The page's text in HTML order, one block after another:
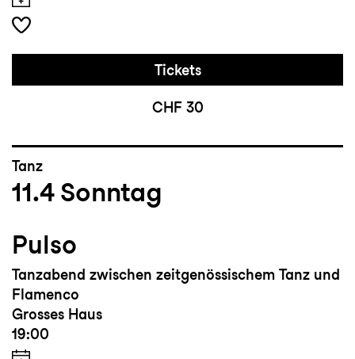
Tickets
CHF 30
Tanz
11.4 Sonntag
Pulso
Tanzabend zwischen zeitgenössischem Tanz und
Flamenco
Grosses Haus
19:00